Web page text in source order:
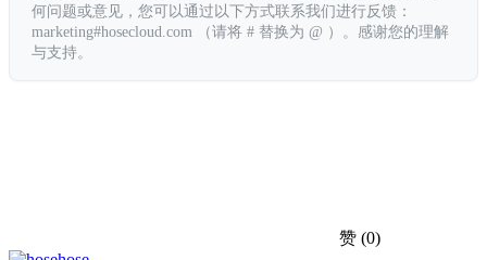
何问题或意见，您可以通过以下方式联系我们进行反馈：
marketing#hosecloud.com （请将 # 替换为 @ ）。感谢您的理解
与支持。
赞 (0)